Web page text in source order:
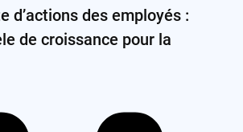
d’actions des employés :
de croissance pour la